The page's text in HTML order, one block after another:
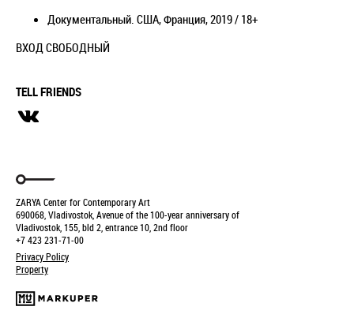
Документальный. США, Франция, 2019 / 18+
ВХОД СВОБОДНЫЙ
TELL FRIENDS
ZARYA Center for Contemporary Art
690068, Vladivostok, Avenue of the 100-year anniversary of
Vladivostok, 155, bld 2, entrance 10, 2nd floor
+7 423 231-71-00
Privacy Policy
Property